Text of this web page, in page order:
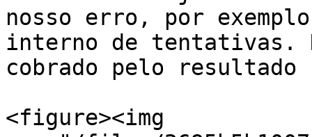
nosso erro, por
interno de tentativas.
cobrado pelo resultado
<figure><img